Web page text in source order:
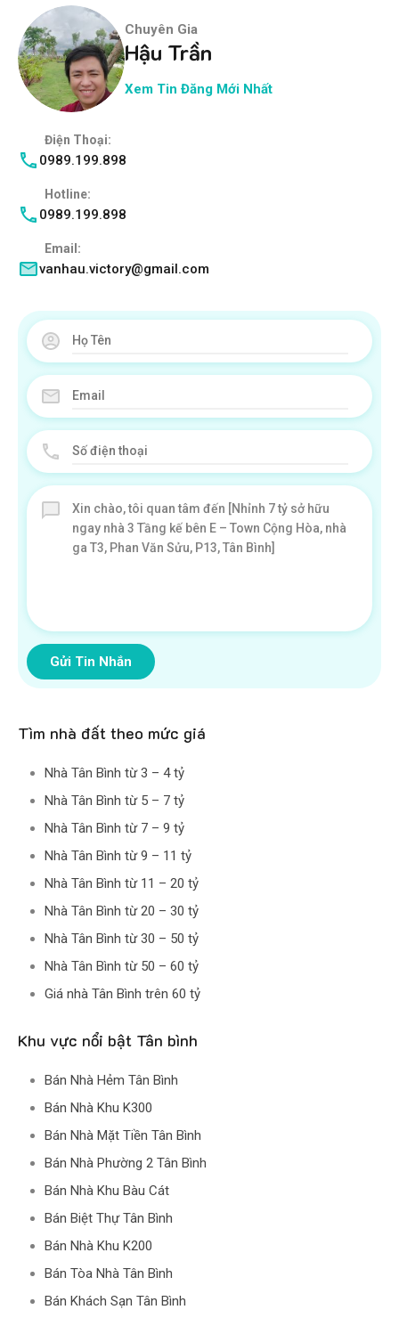
Chuyên Gia
Hậu Trần
Xem Tin Đăng Mới Nhất
Điện Thoại:
0989.199.898
Hotline:
0989.199.898
Email:
vanhau.victory@gmail.com
Gửi Tin Nhắn
Tìm nhà đất theo mức giá
Nhà Tân Bình từ 3 – 4 tỷ
Nhà Tân Bình từ 5 – 7 tỷ
Nhà Tân Bình từ 7 – 9 tỷ
Nhà Tân Bình từ 9 – 11 tỷ
Nhà Tân Bình từ 11 – 20 tỷ
Nhà Tân Bình từ 20 – 30 tỷ
Nhà Tân Bình từ 30 – 50 tỷ
Nhà Tân Bình từ 50 – 60 tỷ
Giá nhà Tân Bình trên 60 tỷ
Khu vực nổi bật Tân bình
Bán Nhà Hẻm Tân Bình
Bán Nhà Khu K300
Bán Nhà Mặt Tiền Tân Bình
Bán Nhà Phường 2 Tân Bình
Bán Nhà Khu Bàu Cát
Bán Biệt Thự Tân Bình
Bán Nhà Khu K200
Bán Tòa Nhà Tân Bình
Bán Khách Sạn Tân Bình